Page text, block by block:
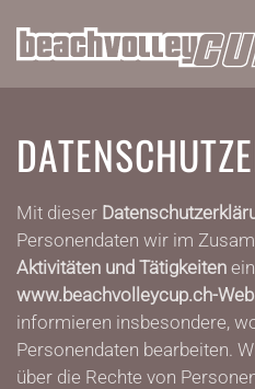
Zum Hauptinhalt
Mit dieser
Personendaten wir im
Aktivitäten und Tätigkeiten
www.beachvolleycup.ch-
informieren insbesondere,
Personendaten bearbeiten.
über die Rechte von